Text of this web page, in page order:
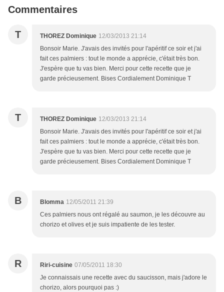
Commentaires
T THOREZ Dominique 12/03/2013 21:14
Bonsoir Marie. J'avais des invités pour l'apéritif ce soir et j'ai
fait ces palmiers : tout le monde a apprécie, c'était très bon.
J'espère que tu vas bien. Merci pour cette recette que je
garde précieusement. Bises Cordialement Dominique T
T THOREZ Dominique 12/03/2013 21:14
Bonsoir Marie. J'avais des invités pour l'apéritif ce soir et j'ai
fait ces palmiers : tout le monde a apprécie, c'était très bon.
J'espère que tu vas bien. Merci pour cette recette que je
garde précieusement. Bises Cordialement Dominique T
B Blomma 12/05/2011 21:39
Ces palmiers nous ont régalé au saumon, je les découvre au
chorizo et olives et je suis impatiente de les tester.
R Riri-cuisine 07/05/2011 18:30
Je connaissais une recette avec du saucisson, mais j'adore le
chorizo, alors pourquoi pas :)